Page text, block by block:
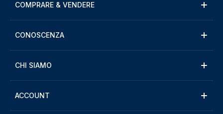
COMPRARE & VENDERE
CONOSCENZA
CHI SIAMO
ACCOUNT